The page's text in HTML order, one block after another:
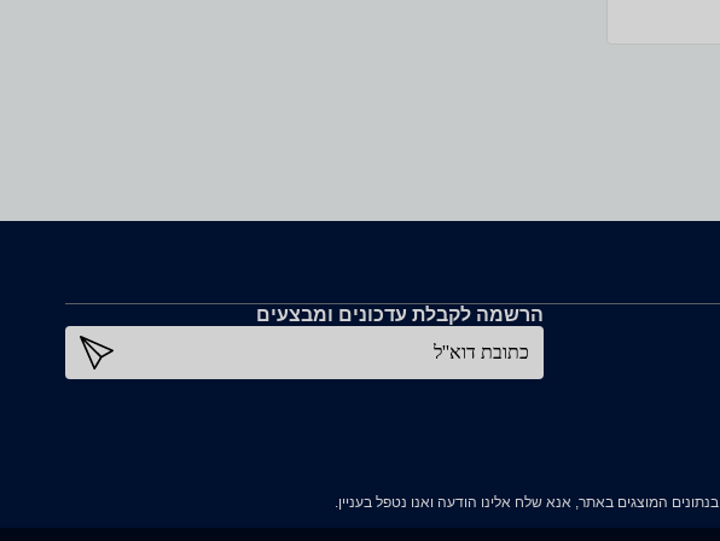
הרשמה לקבלת עדכונים ומבצעים
כתובת דוא''ל